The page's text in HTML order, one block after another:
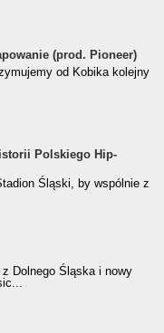
(prod. Pioneer)
(prod. Pioneer)
od Kobika kolejny
Hip-
Polskiego Hip-
Śląski, by wspólnie z
z Dolnego Śląska i nowy